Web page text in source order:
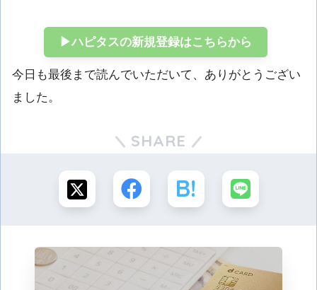
▶ハピタスの新規登録はこちらから
今日も最後まで読んでいただいて、ありがとうござい
ました。
SHARE